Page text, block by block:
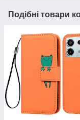
Подібні товари